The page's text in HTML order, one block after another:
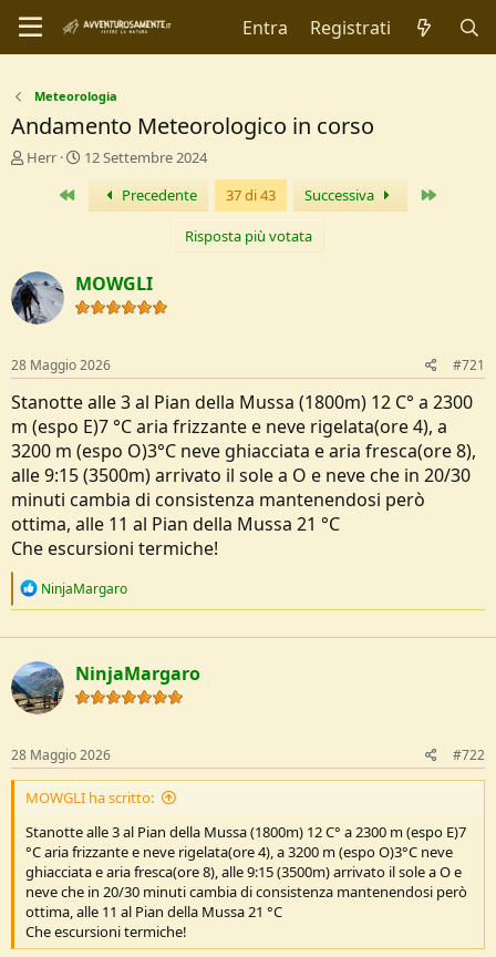
Entra Registrati
Meteorologia
Andamento Meteorologico in corso
C
r
e
D
s
c
u
s
s
i
o
n
e
Herr
D
a
I
n
i
i
o
12 Settembre 2024
Primo Precedente 37 di 43 Successiva
Risposta più votata
MOWGLI
28 Maggio 2026 #721
Stanotte alle 3 al Pian della Mussa (1800m) 12 C° a 2300
m (espo E)7 °C aria frizzante e neve rigelata(ore 4), a
3200 m (espo O)3°C neve ghiacciata e aria fresca(ore 8),
alle 9:15 (3500m) arrivato il sole a O e neve che in 20/30
minuti cambia di consistenza mantenendosi però
ottima, alle 11 al Pian della Mussa 21 °C
Che escursioni termiche!
R
c
t
i
o
n
:
NinjaMargaro
NinjaMargaro
28 Maggio 2026 #722
MOWGLI ha scritto:
Stanotte alle 3 al Pian della Mussa (1800m) 12 C° a 2300 m (espo E)7
°C aria frizzante e neve rigelata(ore 4), a 3200 m (espo O)3°C neve
ghiacciata e aria fresca(ore 8), alle 9:15 (3500m) arrivato il sole a O e
neve che in 20/30 minuti cambia di consistenza mantenendosi però
ottima, alle 11 al Pian della Mussa 21 °C
Che escursioni termiche!